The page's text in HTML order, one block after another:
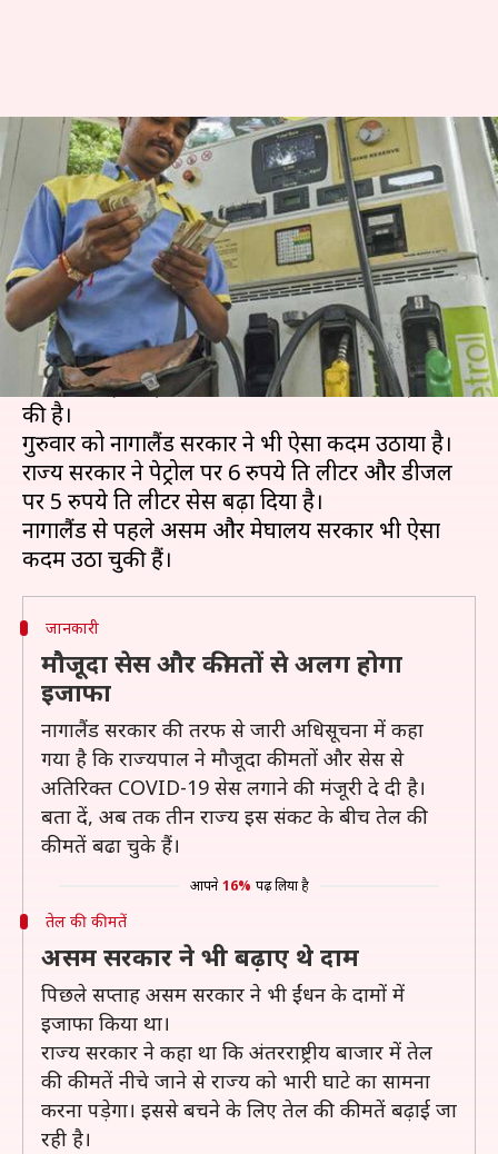
कोरोना वायरस संकट के बीच इन
राज्यों ने बढ़ाई तेल की कीमतें
लेखन प्रमोद कुमार Apr 30, 2020 03:45 pm
क्या है खबर?
लगातार बढ़ रहे कोरोना वायरस के प्रकोप के बीच कई
राज्यों ने राजस्व बढ़ाने के लिए पेट्रोल और डीजल पर वैल्यू
एडेड टैक्स (VAT) और सेस लगाकर कीमतों में बढ़ोतरी
की है।
गुरुवार को नागालैंड सरकार ने भी ऐसा कदम उठाया है।
राज्य सरकार ने पेट्रोल पर 6 रुपये प्रति लीटर और डीजल
पर 5 रुपये प्रति लीटर सेस बढ़ा दिया है।
नागालैंड से पहले असम और मेघालय सरकार भी ऐसा
जानकारी
मौजूदा सेस और कीमतों से अलग होगा
इजाफा
नागालैंड सरकार की तरफ से जारी अधिसूचना में कहा
गया है कि राज्यपाल ने मौजूदा कीमतों और सेस से
अतिरिक्त COVID-19 सेस लगाने की मंजूरी दे दी है।
बता दें, अब तक तीन राज्य इस संकट के बीच तेल की
कीमतें बढा चुके हैं।
आपने 16% पढ़ लिया है
तेल की कीमतें
असम सरकार ने भी बढ़ाए थे दाम
पिछले सप्ताह असम सरकार ने भी ईंधन के दामों में
इजाफा किया था।
राज्य सरकार ने कहा था कि अंतरराष्ट्रीय बाजार में तेल
की कीमतें नीचे जाने से राज्य को भारी घाटे का सामना
करना पड़ेगा। इससे बचने के लिए तेल की कीमतें बढ़ाई जा
रही है।